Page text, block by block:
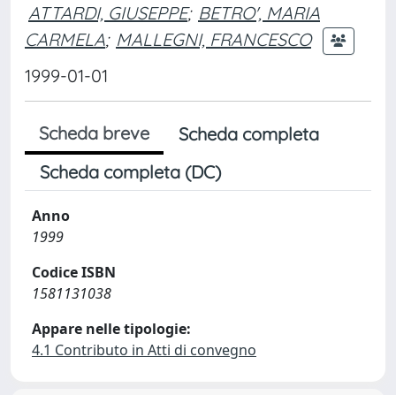
ATTARDI, GIUSEPPE; BETRO', MARIA
CARMELA; MALLEGNI, FRANCESCO
1999-01-01
Scheda breve
Scheda completa
Scheda completa (DC)
Anno
1999
Codice ISBN
1581131038
Appare nelle tipologie:
4.1 Contributo in Atti di convegno